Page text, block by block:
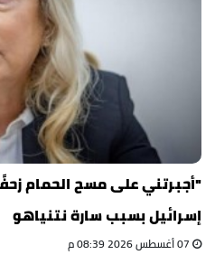
"أجبرتني على مسح الحمام
إسرائيل بسبب سارة نتنياهو